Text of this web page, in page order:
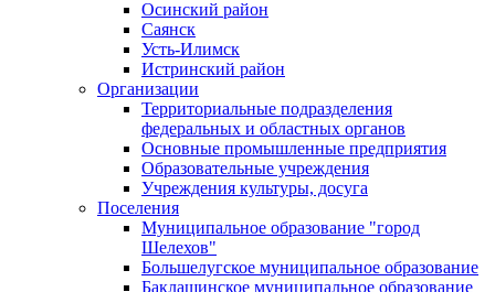
Осинский район
Саянск
Усть-Илимск
Истринский район
Организации
Территориальные подразделения
федеральных и областных органов
Основные промышленные предприятия
Образовательные учреждения
Учреждения культуры, досуга
Поселения
Муниципальное образование "город
Шелехов"
Большелугское муниципальное образование
Баклашинское муниципальное образование